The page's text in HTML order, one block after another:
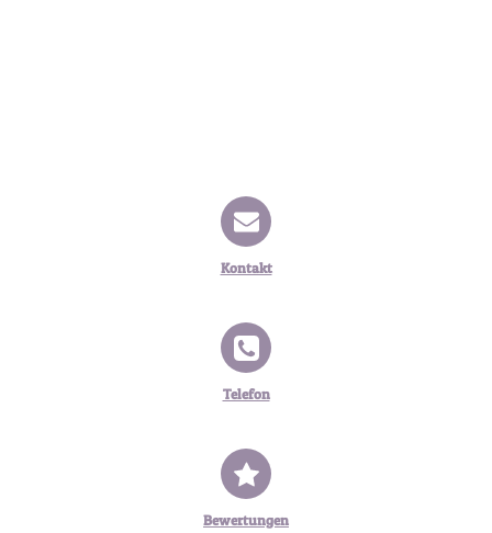
Kontakt
Telefon
Bewertungen